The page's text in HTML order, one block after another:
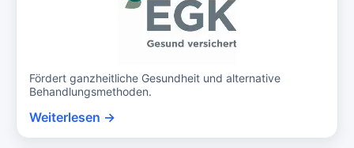
Fördert ganzheitliche Gesundheit und alternative
Behandlungsmethoden.
Weiterlesen →